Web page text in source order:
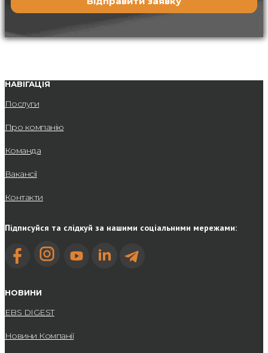
НАВІГАЦІЯ
Послуги
Про компанію
Команда
Вакансії
Контакти
Підписуйся та слідкуй за нашими соціальними мережами:
НОВИНИ
EBS DIGEST
Новини Компанії